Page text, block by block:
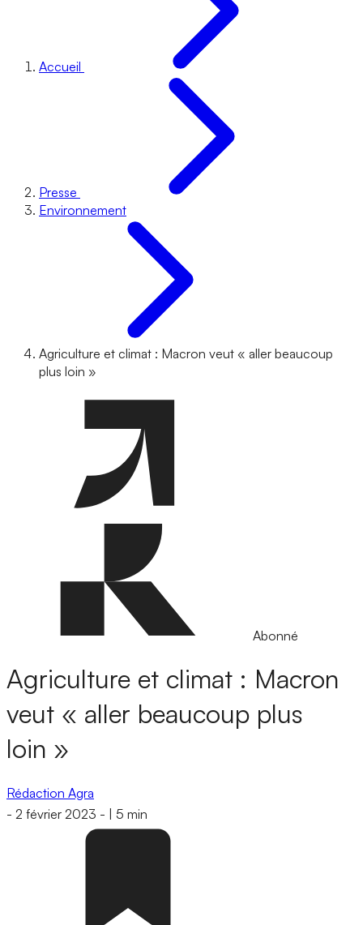
Accueil
Presse
Environnement
Agriculture et climat : Macron veut « aller beaucoup
plus loin »
Abonné
Agriculture et climat : Macron
veut « aller beaucoup plus
loin »
Rédaction Agra
- 2 février 2023 - 5 min